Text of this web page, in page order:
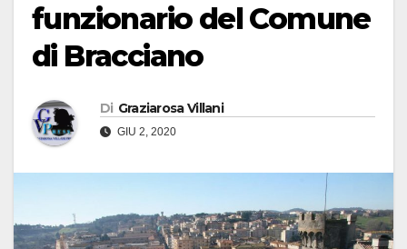
funzionario del Comune
di Bracciano
Di Graziarosa Villani
GIU 2, 2020